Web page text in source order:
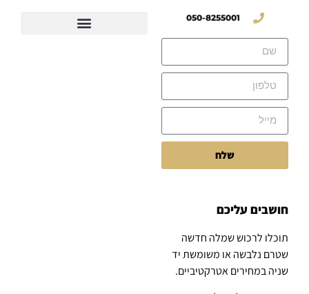
050-8255001
שלח
חושבים עליכם
תוכלו לרכוש שמלה חדשה
שטרם נלבשה או משומשת יד
שניה במחירים אטרקטיביים.